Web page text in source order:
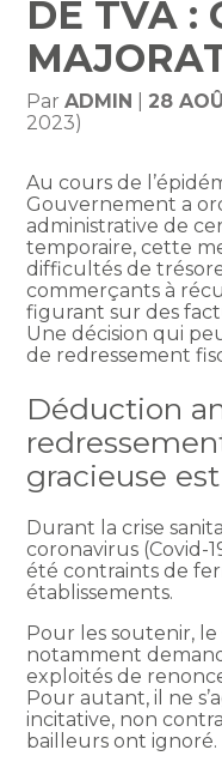
DE TVA :
ParADMIN 28
2023)
Au cours de
Gouvernement a
administrative de
temporaire, cette
difficultés de
commerçants à
figurant sur des
Une décision qui
de redressement
Déduction
gracieuse
Durant la crise
coronavirus (Covid-
été contraints de
établissements.
Pour les soutenir,
notamment
exploités de
Pour autant, il ne
incitative, non
bailleurs ont ignoré.